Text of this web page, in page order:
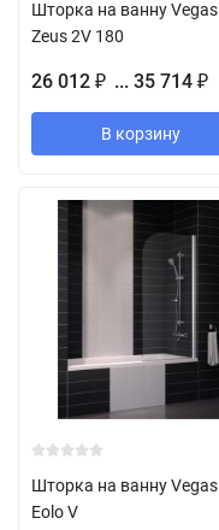
Шторка на ванну Vegas
Zeus 2V 180
26 012 ₽ ... 35 714 ₽
В корзину
Шторка на ванну Vegas
Eolo V